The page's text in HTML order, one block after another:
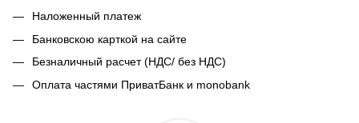
Наложенный платеж
Банковскою карткой на сайте
Безналичный расчет (НДС/ без НДС)
Оплата частями ПриватБанк и monobank